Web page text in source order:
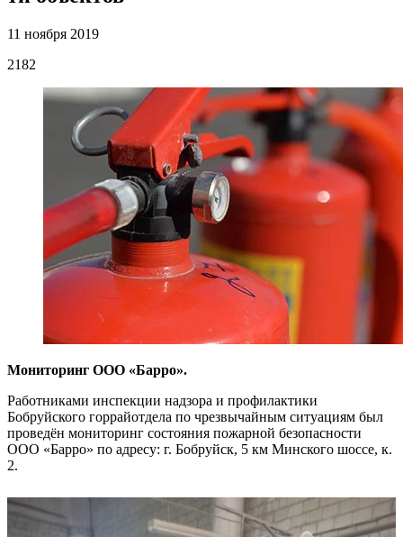
11 ноября 2019
2182
Мониторинг ООО «Барро».
Работниками инспекции надзора и профилактики
Бобруйского горрайотдела по чрезвычайным ситуациям был
проведён мониторинг состояния пожарной безопасности
ООО «Барро» по адресу: г. Бобруйск, 5 км Минского шоссе, к.
2.